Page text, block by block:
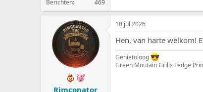
Berichten
469
Rimconator
10 jul 2026
Hen, van harte welkom!
Genietoloog
Green Moutain Grills Ledge